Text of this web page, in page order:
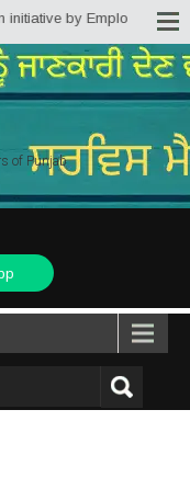
by Employees/
of Punjab